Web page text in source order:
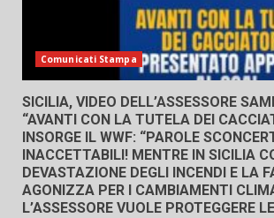
Comunicati Stampa
SICILIA, VIDEO DELL’ASSESSORE
“AVANTI CON LA TUTELA DEI
INSORGE IL WWF: “PAROLE
INACCETTABILI! MENTRE IN SICILIA
DEVASTAZIONE DEGLI INCENDI E LA
AGONIZZA PER I CAMBIAMENTI
L’ASSESSORE VUOLE PROTEGGERE